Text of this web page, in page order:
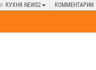
КУХНЯ NEWS2 КОММЕНТАРИИ